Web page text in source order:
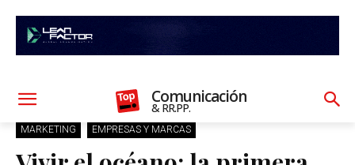
Comunicación
& RR.PP.
MARKETING EMPRESAS Y MARCAS